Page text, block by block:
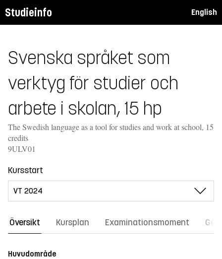
Studieinfo English
Svenska språket som
verktyg för studier och
arbete i skolan, 15 hp
The Swedish language as a tool for studies and work at school, 15
credits
9ULV01
Kursstart
Översikt Kursplan Examinationsmoment
Huvudområde